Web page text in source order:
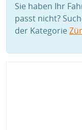
Sie haben Ihr
passt nicht?
der Kategorie